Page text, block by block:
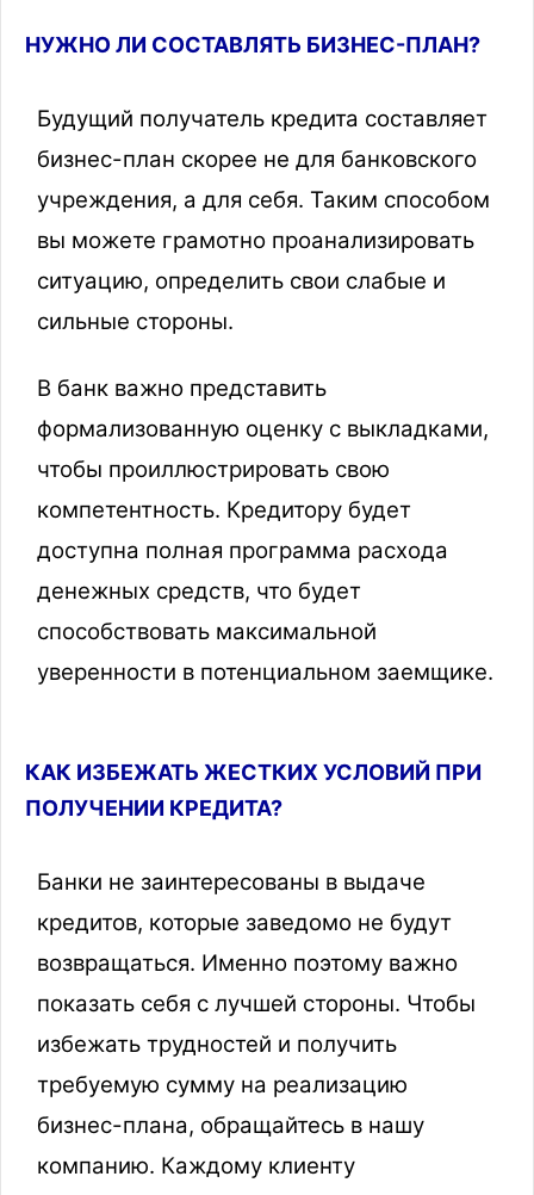
НУЖНО ЛИ СОСТАВЛЯТЬ БИЗНЕС-ПЛАН?
Будущий получатель кредита составляет
бизнес-план скорее не для банковского
учреждения, а для себя. Таким способом
вы можете грамотно проанализировать
ситуацию, определить свои слабые и
сильные стороны.
В банк важно представить
формализованную оценку с выкладками,
чтобы проиллюстрировать свою
компетентность. Кредитору будет
доступна полная программа расхода
денежных средств, что будет
способствовать максимальной
уверенности в потенциальном заемщике.
КАК ИЗБЕЖАТЬ ЖЕСТКИХ УСЛОВИЙ ПРИ
ПОЛУЧЕНИИ КРЕДИТА?
Банки не заинтересованы в выдаче
кредитов, которые заведомо не будут
возвращаться. Именно поэтому важно
показать себя с лучшей стороны. Чтобы
избежать трудностей и получить
требуемую сумму на реализацию
бизнес-плана, обращайтесь в нашу
компанию. Каждому клиенту